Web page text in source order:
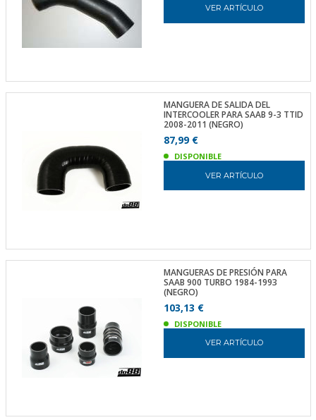
VER ARTÍCULO
MANGUERA DE SALIDA DEL
INTERCOOLER PARA SAAB 9-3 TTID
2008-2011 (NEGRO)
87,99 €
DISPONIBLE
VER ARTÍCULO
MANGUERAS DE PRESIÓN PARA
SAAB 900 TURBO 1984-1993
(NEGRO)
103,13 €
DISPONIBLE
VER ARTÍCULO